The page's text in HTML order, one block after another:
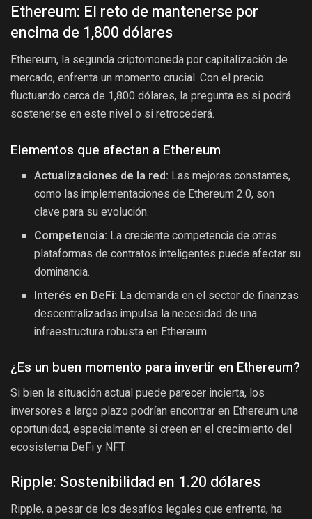
Ethereum: El reto de mantenerse por
encima de 1,800 dólares
Ethereum, la segunda criptomoneda por capitalización de
mercado, enfrenta un momento crucial. Con el precio
fluctuando cerca de 1,800 dólares, la pregunta es si podrá
sostenerse en este nivel o si retrocederá.
Elementos que afectan a Ethereum
Actualizaciones de la red: Las mejoras constantes,
como las implementaciones de Ethereum 2.0, son
clave para su evolución.
Competencia: La creciente competencia de otras
plataformas de contratos inteligentes puede afectar su
dominancia.
Interés en DeFi: La demanda en el sector de finanzas
descentralizadas impulsa la necesidad de una
infraestructura robusta en Ethereum.
¿Es un buen momento para invertir en Ethereum?
Si bien la situación actual puede parecer incierta, los
inversores a largo plazo podrían encontrar en Ethereum una
oportunidad, especialmente si creen en el crecimiento del
ecosistema DeFi y NFT.
Ripple: Sostenibilidad en 1.20 dólares
Ripple, a pesar de los desafíos legales que enfrenta, ha